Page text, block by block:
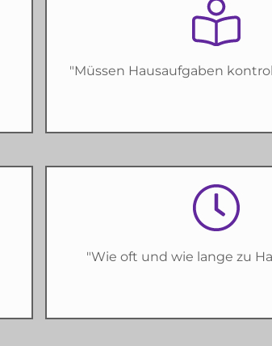
"Müssen Hausaufgaben
"Wie oft und wie lange zu